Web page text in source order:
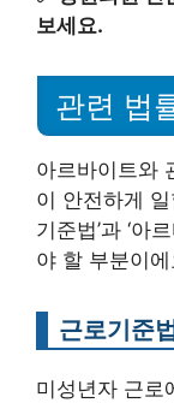
보세요.
관련 법
아르바이트와
이 안전하게
기준법’과 ‘아
야 할 부분이
근로기준
미성년자 근로